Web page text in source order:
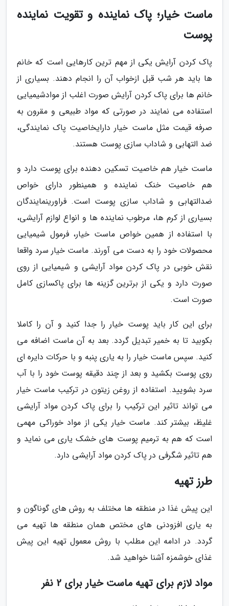
ماست خیار؛ پاک نماینده و تقویت نماینده
پوست
پاک کردن آرایش یکی از مهم ترین کارهایی است که خانم
ها باید هر شب قبل ازخواب آن را انجام دهند. بسیاری از
خانم ها برای پاک کردن آرایش صورت اغلب از موادشیمیایی
استفاده می نمایند در صورتی که مواد طبیعی و مقرون به
صرفه قیمت مثل ماست خیار دارایخاصیت پاک نمایندگی،
ضد التهابی و شاداب سازی پوست هستند.
ماست خیار هم خاصیت تسکین دهنده برای پوست دارد و
هم خاصیت خنک نماینده و همینطور دارای خواص
ضدالتهابی و شاداب سازی پوست است. فراورینمایندگان
بسیاری از کرم ها، مرطوب نماینده ها و انواع لوازم آرایشی،
با استفاده از همین خواص ماست خیار، فرمول شیمیایی
محصولات خود را به دست می آورند. ماست خیار سرد واقعا
نقش خوبی در پاک کردن مواد آرایشی و شیمیایی از روی
صورت دارد و یکی از برترین گزینه ها برای پاکسازی کامل
صورت است.
برای این کار باید پوست خیار را جدا کنید و آن را کاملا
بکوبید تا به خمیر تبدیل گردد. بعد به آن ماست اضافه می
کنید. سپس ماست خیار را به یاری پنبه و با حرکات دایره ای
روی پوست بکشید و بعد از چند دقیقه پوست خود را با آب
سرد بشویید. استفاده از روغن زیتون در ترکیب ماست خیار
می تواند تاثیر این ترکیب را برای پاک کردن مواد آرایشی
غلیظ، بیشتر کند. ماست خیار یکی از مواد خوراکی مهمی
است که هم به ترمیم پوست های خشک یاری می نماید و
هم تاثیر شگرفی در پاک کردن مواد آرایشی دارد.
طرز تهیه
این پیش غذا در منطقه ها مختلف به روش های گوناگون و
به یاری افزودنی های مختص همان منطقه ها تهیه می
گردد. در ادامه این مطلب با روش معمول تهیه این پیش
غذای خوشمزه آشنا خواهید شد.
مواد لازم برای تهیه ماست خیار برای 2 نفر